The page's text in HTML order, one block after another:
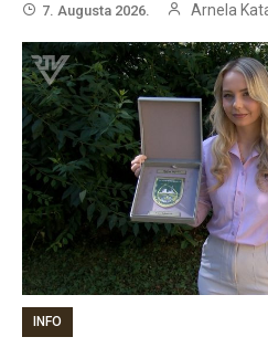
7. Augusta 2026. Arnela
INFO